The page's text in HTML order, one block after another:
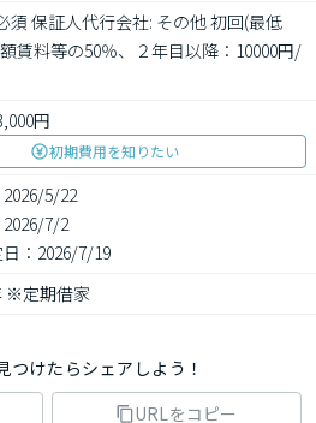
須 保証人代行会社: その他 初回(最低
賃料等の50％、２年目以降：10000円/
円
初期費用を知りたい
5/22
7/2
：2026/7/19
※定期借家
つけたらシェアしよう！
URLをコピー